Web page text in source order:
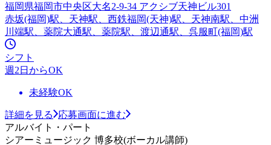
福岡県福岡市中央区大名2-9-34 アクシブ天神ビル301
赤坂(福岡)駅、天神駅、西鉄福岡(天神)駅、天神南駅、中洲
川端駅、薬院大通駅、薬院駅、渡辺通駅、呉服町(福岡)駅
シフト
週2日からOK
未経験OK
詳細を見る
応募画面に進む
アルバイト・パート
シアーミュージック 博多校(ボーカル講師)